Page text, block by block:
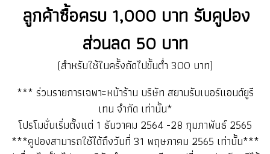
ลูกค้าซื้อครบ 1,000 บาท รับคูปอง
ส่วนลด 50 บาท
(สำหรับใช้ในครั้งถัดไปขั้นต่ำ 300 บาท)
*** ร่วมรายการเฉพาะหน้าร้าน บริษัท สยามรับเบอร์แอนด์ยูรี
เทน จำกัด เท่านั้น*
โปรโมชั่นเริ่มตั้งแต่ 1 ธันวาคม 2564 -28 กุมภาพันธ์ 2565
***คูปองสามารถใช้ได้ถึงวันที่ 31 พฤษภาคม 2565 เท่านั้น***